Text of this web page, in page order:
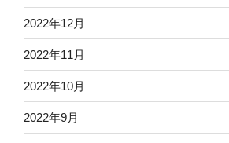
2022年12月
2022年11月
2022年10月
2022年9月